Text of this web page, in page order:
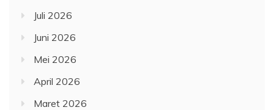
Juli 2026
Juni 2026
Mei 2026
April 2026
Maret 2026